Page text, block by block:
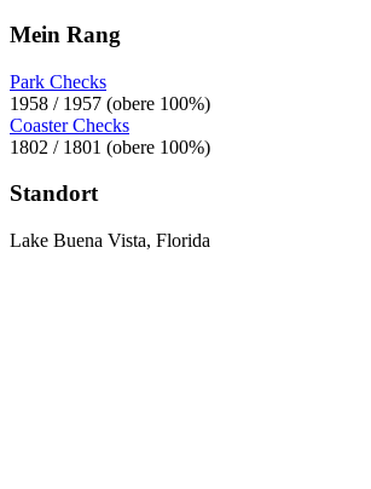
Mein Rang
Park Checks
1958 / 1957 (obere 100%)
Coaster Checks
1802 / 1801 (obere 100%)
Standort
Lake Buena Vista, Florida